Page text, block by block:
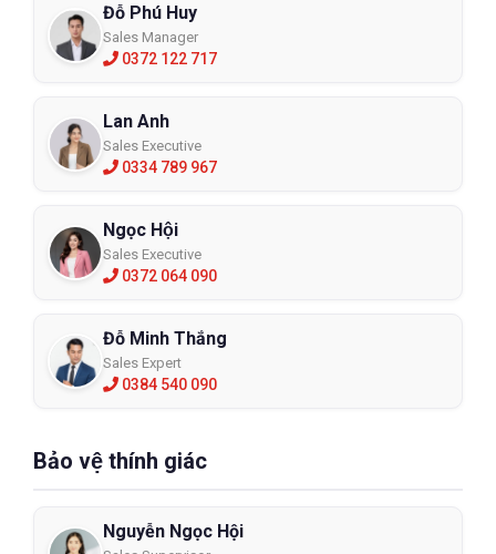
Đỗ Phú Huy
Sales Manager
0372 122 717
Lan Anh
Sales Executive
0334 789 967
Ngọc Hội
Sales Executive
0372 064 090
Đỗ Minh Thắng
Sales Expert
0384 540 090
Bảo vệ thính giác
Nguyễn Ngọc Hội